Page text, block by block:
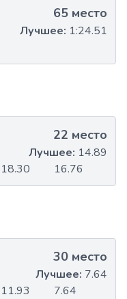
65 место
Лучшее: 1:24.51
22 место
18.30 16.76
Лучшее: 14.89
30 место
11.93 7.64
Лучшее: 7.64